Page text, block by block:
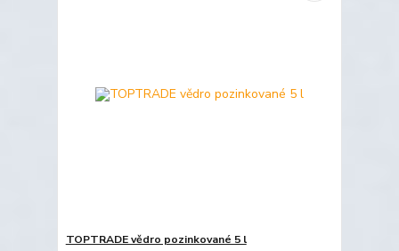
TOPTRADE vědro pozinkované 5 l